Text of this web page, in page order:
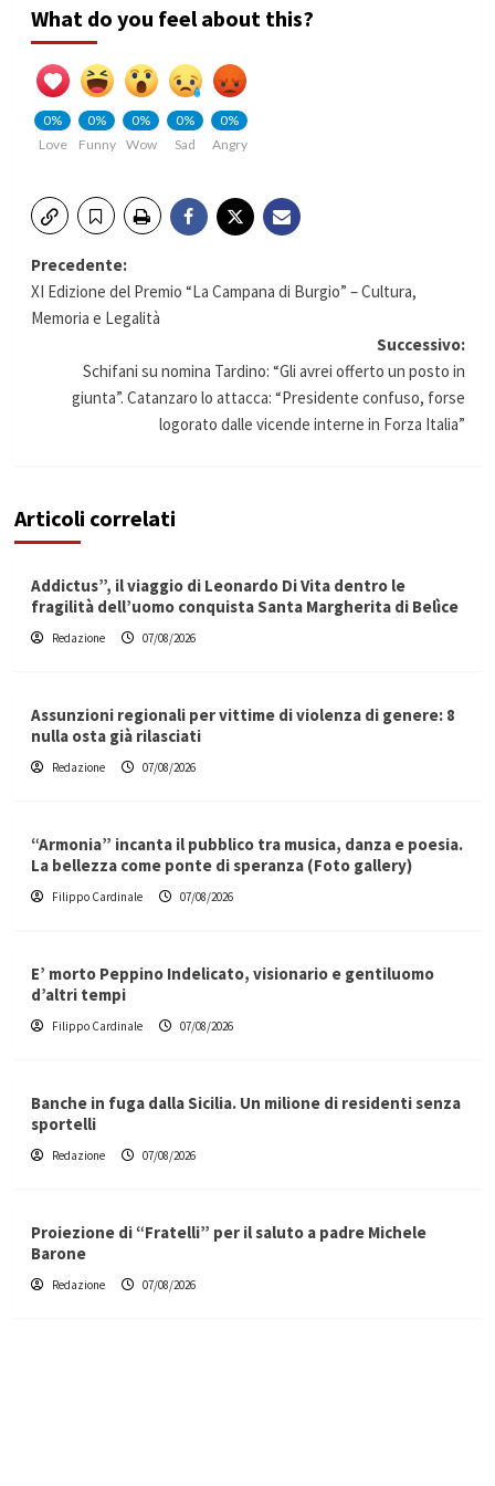
What do you feel about this?
0%
Love
0%
Funny
0%
Wow
0%
Sad
0%
Angry
Navigazione
articolo
Precedente:
XI Edizione del Premio “La Campana di Burgio” – Cultura,
Memoria e Legalità
Successivo:
Schifani su nomina Tardino: “Gli avrei offerto un posto in
giunta”. Catanzaro lo attacca: “Presidente confuso, forse
logorato dalle vicende interne in Forza Italia”
Articoli correlati
Addictus”, il viaggio di Leonardo Di Vita dentro le
fragilità dell’uomo conquista Santa Margherita di Belìce
Redazione 07/08/2026
Assunzioni regionali per vittime di violenza di genere: 8
nulla osta già rilasciati
Redazione 07/08/2026
“Armonia” incanta il pubblico tra musica, danza e poesia.
La bellezza come ponte di speranza (Foto gallery)
Filippo Cardinale 07/08/2026
E’ morto Peppino Indelicato, visionario e gentiluomo
d’altri tempi
Filippo Cardinale 07/08/2026
Banche in fuga dalla Sicilia. Un milione di residenti senza
sportelli
Redazione 07/08/2026
Proiezione di “Fratelli” per il saluto a padre Michele
Barone
Redazione 07/08/2026